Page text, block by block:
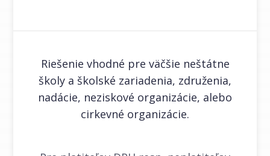
Riešenie vhodné pre väčšie neštátne
školy a školské zariadenia, združenia,
nadácie, neziskové organizácie, alebo
cirkevné organizácie.